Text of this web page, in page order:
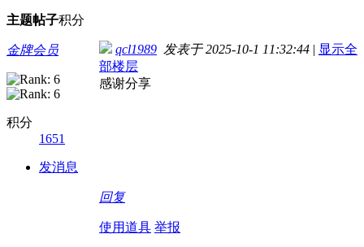
主题帖子积分
金牌会员
积分
1651
发消息
qcl1989 发表于 2025-10-1 11:32:44 | 显示全
部楼层
感谢分享
回复
使用道具 举报